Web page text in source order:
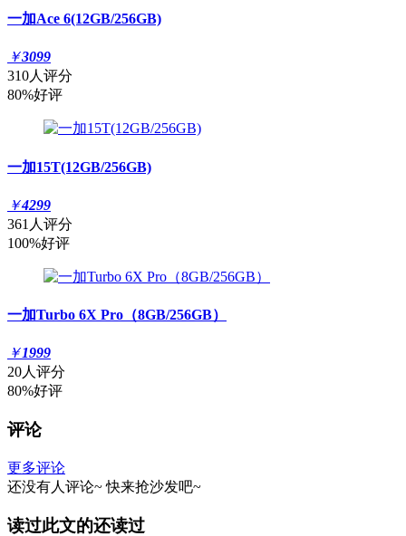
一加Ace 6(12GB/256GB)
￥3099
310人评分
80%好评
一加15T(12GB/256GB)
￥4299
361人评分
100%好评
一加Turbo 6X Pro（8GB/256GB）
￥1999
20人评分
80%好评
评论
更多评论
还没有人评论~ 快来抢沙发吧~
读过此文的还读过